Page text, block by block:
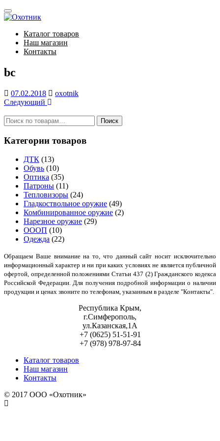
Skip
to
content
Toggle
navigation
Каталог товаров
Наш магазин
Контакты
bc
07.02.2018
oxotnik
Следующий
Искать:
Категории товаров
ДТК (13)
Обувь (10)
Оптика (35)
Патроны (11)
Тепловизоры (24)
Гладкоствольное оружие (49)
Комбинированное оружие (2)
Нарезное оружие (29)
ОООП (10)
Одежда (22)
Обращаем Ваше внимание на то, что данный сайт носит исключительно
информационный характер и ни при каких условиях не является публичной
офертой, определенной положениями Статьи 437 (2) Гражданского кодекса
Российской Федерации. Для получения подробной информации о наличии
продукции и ценах звоните по телефонам, указанным в разделе "Контакты".
Республика Крым,
г.Симферополь,
ул.Казанская,1А
+7 (0625) 51-51-91
+7 (978) 978-97-84
Каталог товаров
Наш магазин
Контакты
© 2017 ООО «Охотник»